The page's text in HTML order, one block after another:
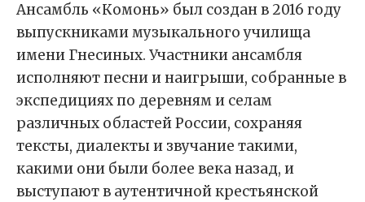
Ансамбль «Комонь» был создан в 2016 году
выпускниками музыкального училища
имени Гнесиных. Участники ансамбля
исполняют песни и наигрыши, собранные в
экспедициях по деревням и селам
различных областей России, сохраняя
тексты, диалекты и звучание такими,
какими они были более века назад, и
выступают в аутентичной крестьянской